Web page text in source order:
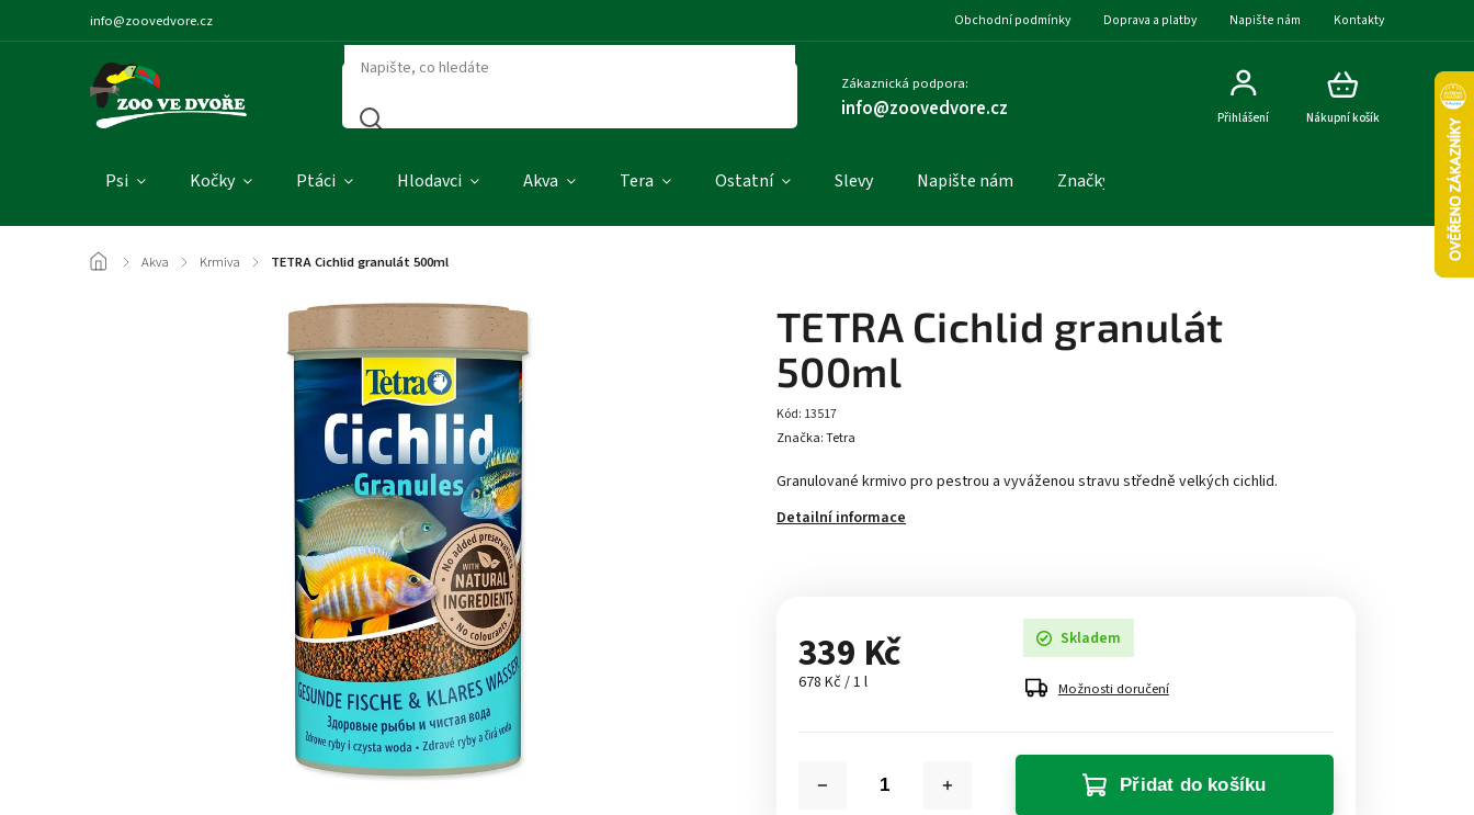
info@zoovedvore.cz Obchodní podmínky Doprava a platby Napište nám Kontakty
Zákaznická podpora:
info@zoovedvore.cz Nákupní košík
Přihlášení
Psi Kočky Ptáci Hlodavci Akva Tera Ostatní Slevy Napište nám Značky
/ Akva / Krmiva / TETRA Cichlid granulát 500ml
TETRA Cichlid granulát
500ml
Kód: 13517
Granulované krmivo pro pestrou a vyváženou stravu středně velkých cichlid.
Detailní informace
Značka:Tetra
339 Kč
678 Kč / 1 l
Skladem
Možnosti doručení
Přidat do košíku